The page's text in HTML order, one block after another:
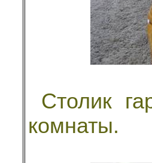
Столик
комнаты.